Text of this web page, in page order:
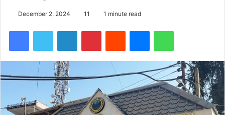
December 2, 2024 11 1 minute read